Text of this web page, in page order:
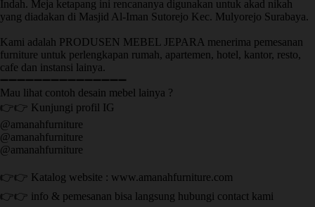
Indah. Meja ketapang ini rencananya digunakan untuk akad nikah
yang diadakan di Masjid Al-Iman Sutorejo Kec. Mulyorejo Surabaya.
Kami adalah PRODUSEN MEBEL JEPARA menerima pemesanan
furniture untuk perlengkapan rumah, apartemen, hotel, kantor, resto,
cafe dan instansi lainya.
➖➖➖➖➖➖➖➖➖➖➖➖➖➖➖
Mau lihat contoh desain mebel lainya ?
👉👉 Kunjungi profil IG
@amanahfurniture
@amanahfurniture
@amanahfurniture
👉👉 Katalog website : www.amanahfurniture.com
👉👉 info & pemesanan bisa langsung hubungi contact kami